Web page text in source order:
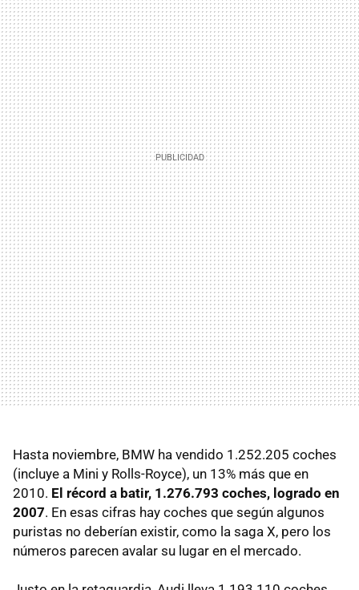
Hasta noviembre, BMW ha vendido 1.252.205 coches
(incluye a Mini y Rolls-Royce), un 13% más que en
2010. El récord a batir, 1.276.793 coches, logrado en
2007. En esas cifras hay coches que según algunos
puristas no deberían existir, como la saga X, pero los
números parecen avalar su lugar en el mercado.